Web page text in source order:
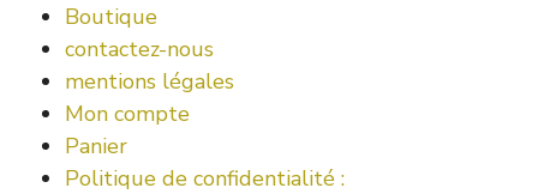
Boutique
contactez-nous
mentions légales
Mon compte
Panier
Politique de confidentialité :